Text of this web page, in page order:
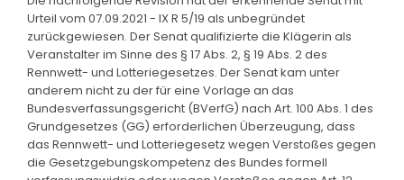
Urteil vom 07.09.2021 - IX R 5/19 als unbegründet
zurückgewiesen. Der Senat qualifizierte die Klägerin als
Veranstalter im Sinne des § 17 Abs. 2, § 19 Abs. 2 des
Rennwett- und Lotteriegesetzes. Der Senat kam unter
anderem nicht zu der für eine Vorlage an das
Bundesverfassungsgericht (BVerfG) nach Art. 100 Abs. 1 des
Grundgesetzes (GG) erforderlichen Überzeugung, dass
das Rennwett- und Lotteriegesetz wegen Verstoßes gegen
die Gesetzgebungskompetenz des Bundes formell